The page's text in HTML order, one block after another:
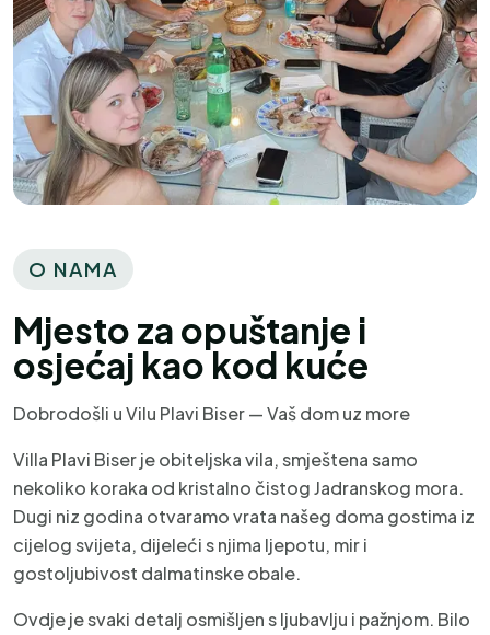
O NAMA
Mjesto za opuštanje i
osjećaj kao kod kuće
Dobrodošli u Vilu Plavi Biser — Vaš dom uz more
Villa Plavi Biser je obiteljska vila, smještena samo
nekoliko koraka od kristalno čistog Jadranskog mora.
Dugi niz godina otvaramo vrata našeg doma gostima iz
cijelog svijeta, dijeleći s njima ljepotu, mir i
gostoljubivost dalmatinske obale.
Ovdje je svaki detalj osmišljen s ljubavlju i pažnjom. Bilo